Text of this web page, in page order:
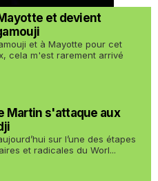
et devient
et à Mayotte pour cet
cela m'est rarement arrivé
Martin s'attaque aux
sur l’une des étapes
et radicales du Worl...